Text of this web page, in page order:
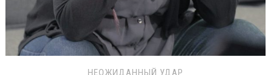
НЕОЖИДАННЫЙ УДАР